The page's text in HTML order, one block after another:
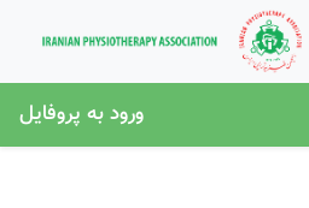
ورود به پروفایل